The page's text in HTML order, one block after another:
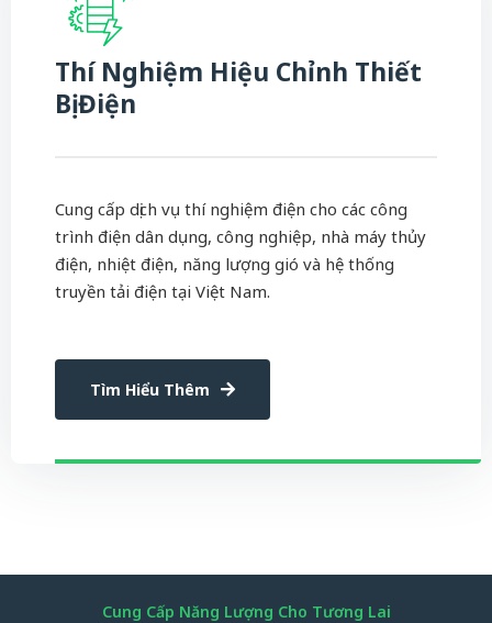
Thí Nghiệm Hiệu Chỉnh Thiết
Bị Điện
Cung cấp dịch vụ thí nghiệm điện cho các công
trình điện dân dụng, công nghiệp, nhà máy thủy
điện, nhiệt điện, năng lượng gió và hệ thống
truyền tải điện tại Việt Nam.
Tìm Hiểu Thêm
Cung Cấp Năng Lượng Cho Tương Lai